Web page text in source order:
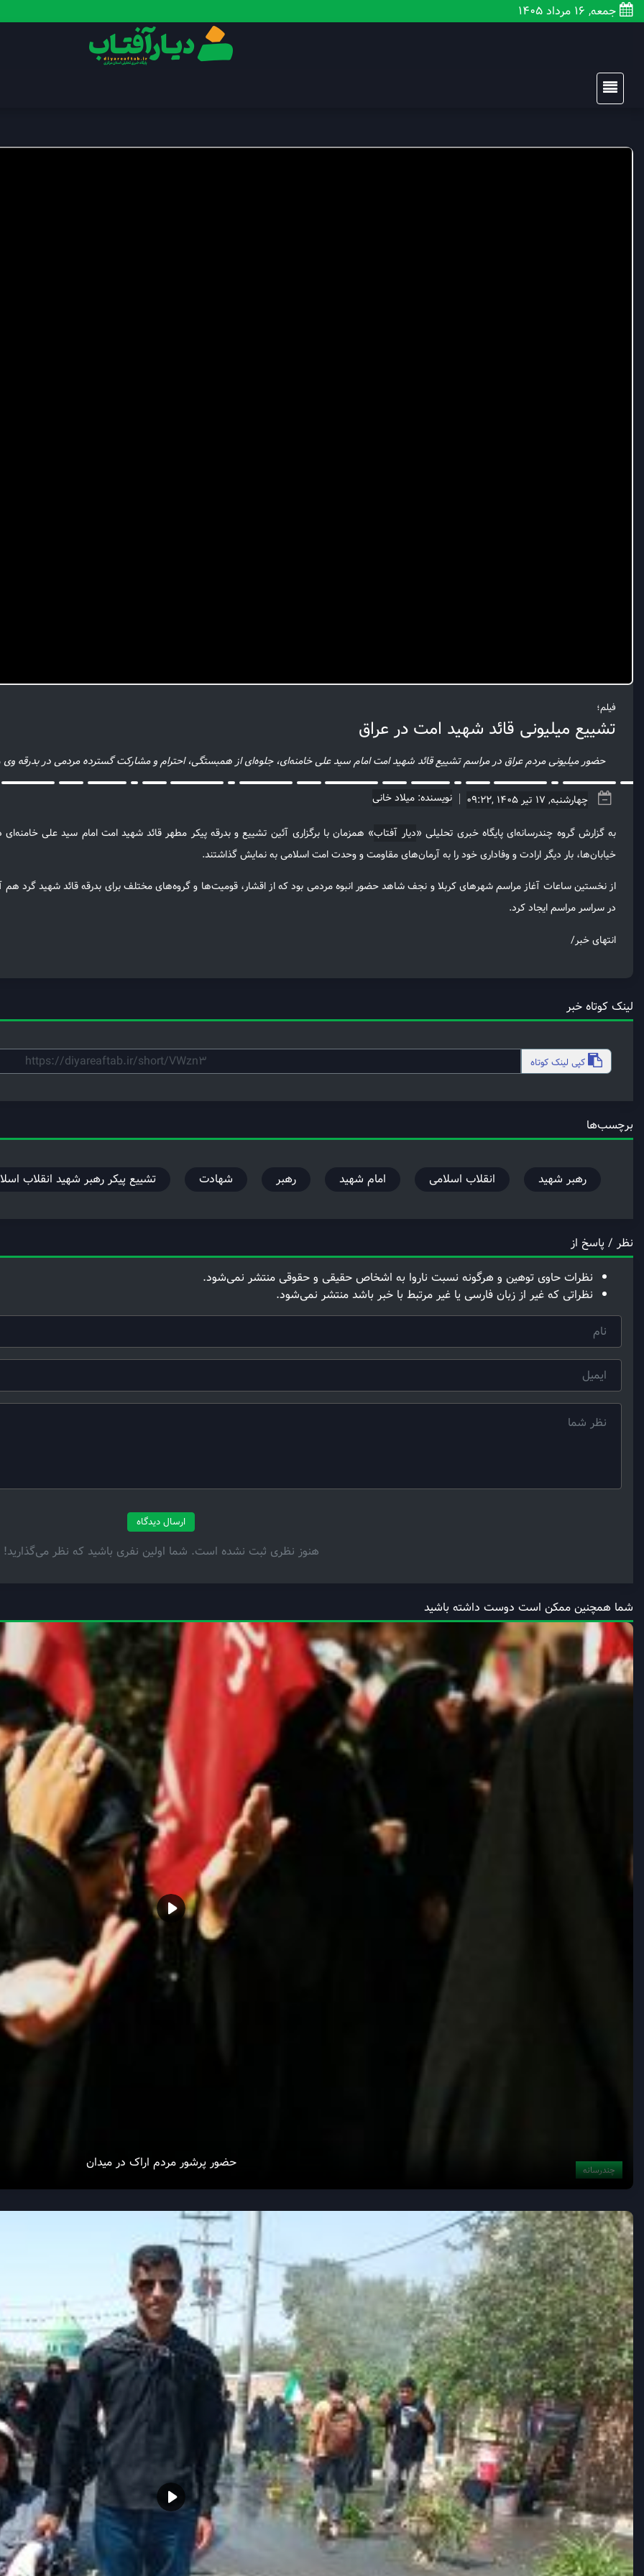
جمعه, 16 مرداد 1405
فیلم؛
تشییع ميليونی قائد شهید امت در عراق
حضور میلیونی مردم عراق در مراسم تشییع قائد شهید امت امام سید علی خامنه‌ای، جلوه‌ای از همبستگی، احترام و مشارکت گسترده مردمی در بدرقه
چهارشنبه, 17 تیر 1405 ,09:22 نویسنده: میلاد خانی
به گزارش گروه چندرسانه‌ای پایگاه خبری تحلیلی «دیار آفتاب» همزمان با برگزاری آئین تشییع و بدرقه پیکر مطهر قائد شهید امت امام سید علی
خیابان‌ها، بار دیگر ارادت و وفاداری خود را به آرمان‌های مقاومت و وحدت امت اسلامی به نمایش گذاشتند.
از نخستین ساعات آغاز مراسم شهرهای کربلا و نجف شاهد حضور انبوه مردمی بود که از اقشار، قومیت‌ها و گروه‌های مختلف برای بدرقه قائد شهید گرد هم
در سراسر مراسم ایجاد کرد.
انتهای خبر/
لینک کوتاه خبر
کپی لینک کوتاه
برچسب‌ها
رهبر شهید انقلاب اسلامی امام شهید رهبر شهادت تشییع پیکر رهبر شهید انقلاب
نظر / پاسخ از
نظرات حاوی توهین و هرگونه نسبت ناروا به اشخاص حقیقی و حقوقی منتشر نمی‌شود.
نظراتی که غیر از زبان فارسی یا غیر مرتبط با خبر باشد منتشر نمی‌شود.
ارسال دیدگاه
هنوز نظری ثبت نشده است. شما اولین نفری باشید که نظر می‌گذارید!
شما همچنین ممکن است دوست داشته باشید
چندرسانه حضور پرشور مردم اراک در میدان